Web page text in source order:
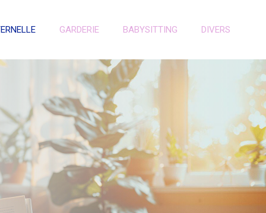
GARDERIE BABYSITTING DIVERS